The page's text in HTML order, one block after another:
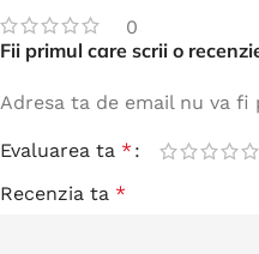
0
Fii primul care scrii o
Adresa ta de email nu va fi
Evaluarea ta *
Recenzia ta *